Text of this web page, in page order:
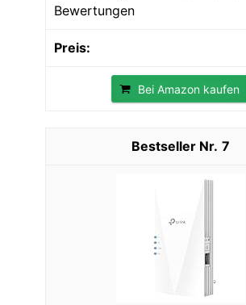
Bewertungen
Bei Amazon kaufen
7